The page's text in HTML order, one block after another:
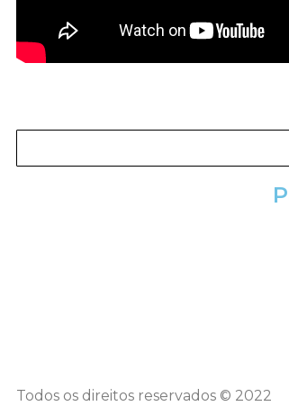
Todos os direitos reservados © 2022